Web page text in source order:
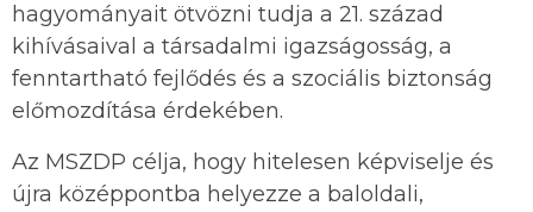
hagyományait ötvözni tudja a 21. század
kihívásaival a társadalmi igazságosság, a
fenntartható fejlődés és a szociális biztonság
előmozdítása érdekében.
Az MSZDP célja, hogy hitelesen képviselje és
újra középpontba helyezze a baloldali,